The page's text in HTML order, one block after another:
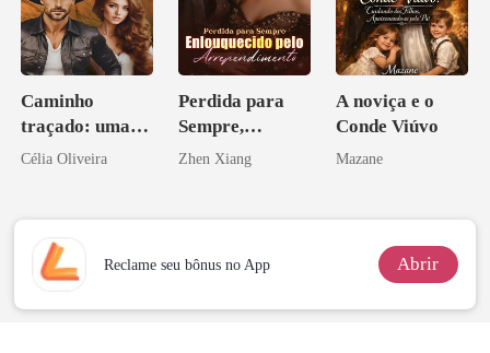
Caminho
traçado: uma
babá na fazenda
Célia Oliveira
Perdida para
Sempre,
Enlouquecido
o
Zhen Xiang
A noviça e o
Conde Viúvo
Mazane
Reclame seu bônus no App Abrir